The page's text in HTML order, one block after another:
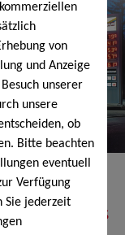
von
und Anzeige
unserer
unsere
ob
Bitte beachten
eventuell
Verfügung
Sie jederzeit
Holzpellets